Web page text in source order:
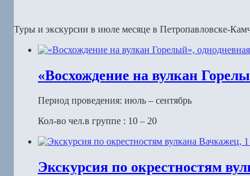
Туры и экскурсии в июле месяце в Петропавловске-
«Восхождение на вулкан
Период проведения: июль – сентябрь
Кол-во чел.в группе : 10 – 20
Экскурсия по окрестностям